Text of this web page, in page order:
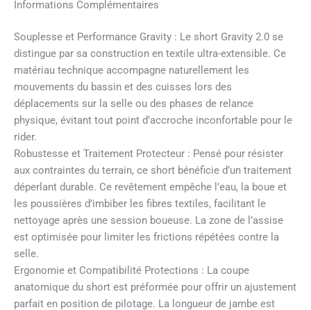
Informations Complémentaires
Souplesse et Performance Gravity : Le short Gravity 2.0 se
distingue par sa construction en textile ultra-extensible. Ce
matériau technique accompagne naturellement les
mouvements du bassin et des cuisses lors des
déplacements sur la selle ou des phases de relance
physique, évitant tout point d’accroche inconfortable pour le
rider.
Robustesse et Traitement Protecteur : Pensé pour résister
aux contraintes du terrain, ce short bénéficie d’un traitement
déperlant durable. Ce revêtement empêche l’eau, la boue et
les poussières d’imbiber les fibres textiles, facilitant le
nettoyage après une session boueuse. La zone de l’assise
est optimisée pour limiter les frictions répétées contre la
selle.
Ergonomie et Compatibilité Protections : La coupe
anatomique du short est préformée pour offrir un ajustement
parfait en position de pilotage. La longueur de jambe est